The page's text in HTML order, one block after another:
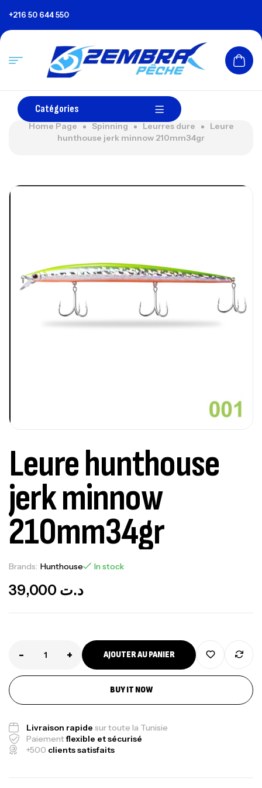
+216 50 644 550
Catégories
Home Page Spinning Leurres dure
Leure
hunthouse jerk minnow 210mm34gr
Leure hunthouse
jerk minnow
210mm34gr
Brands: Hunthouse In stock
د.ت
- + AJOUTER AU PANIER
BUY IT NOW
Livraison rapide sur toute la Tunisie
Paiementflexible et sécurisé
+500 clients satisfaits
Canne Jigging Sunset Massive Attack
Cannes,Jigging
د.ت379,000
د.ت340,000